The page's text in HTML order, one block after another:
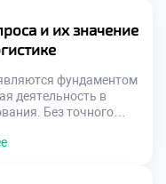
являются частью
создают базу для
[…]
и их значение
фундаментом
деятельность в
Без точного
в прогнозах ведут к